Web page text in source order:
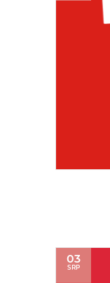
03
SRP